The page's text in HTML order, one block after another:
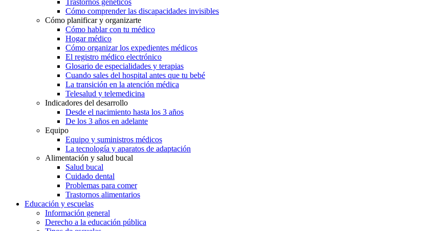
Cómo comprender las discapacidades invisibles
Cómo planificar y organizarte
Cómo hablar con tu médico
Hogar médico
Cómo organizar los expedientes médicos
El registro médico electrónico
Glosario de especialidades y terapias
Cuando sales del hospital antes que tu bebé
La transición en la atención médica
Telesalud y telemedicina
Indicadores del desarrollo
Desde el nacimiento hasta los 3 años
De los 3 años en adelante
Equipo
Equipo y suministros médicos
La tecnología y aparatos de adaptación
Alimentación y salud bucal
Salud bucal
Cuidado dental
Problemas para comer
Trastornos alimentarios
Educación y escuelas
Información general
Derecho a la educación pública